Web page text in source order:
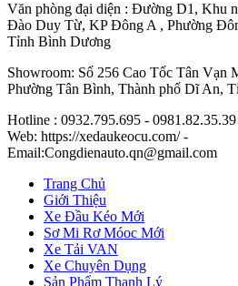
Văn phòng đại diện : Đường D1, Khu
Đào Duy Từ, KP Đông A , Phường
Tỉnh Bình Dương
Showroom: Số 256 Cao Tốc Tân Vạn
Phường Tân Bình, Thành phố Dĩ An,
Hotline : 0932.795.695 -
Web: https://xedaukeocu.com/ -
Email:Congdienauto.qn@gmail.com
Trang Chủ
Giới Thiệu
Xe Đầu Kéo Mới
Sơ Mi Rơ Móoc Mới
Xe Tải VAN
Xe Chuyên Dụng
Sản Phẩm Thanh Lý